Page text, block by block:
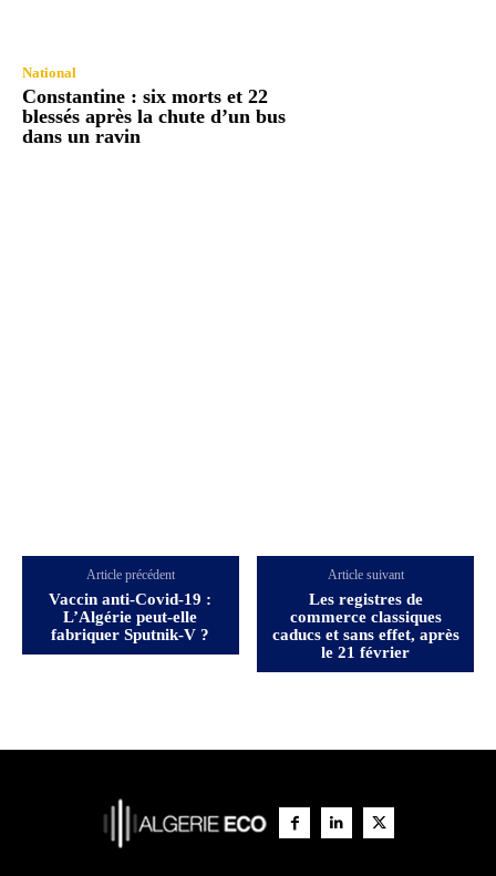
National
Constantine : six morts et 22
blessés après la chute d’un bus
dans un ravin
Article précédent
Vaccin anti-Covid-19 :
L’Algérie peut-elle
fabriquer Sputnik-V ?
Article suivant
Les registres de
commerce classiques
caducs et sans effet, après
le 21 février